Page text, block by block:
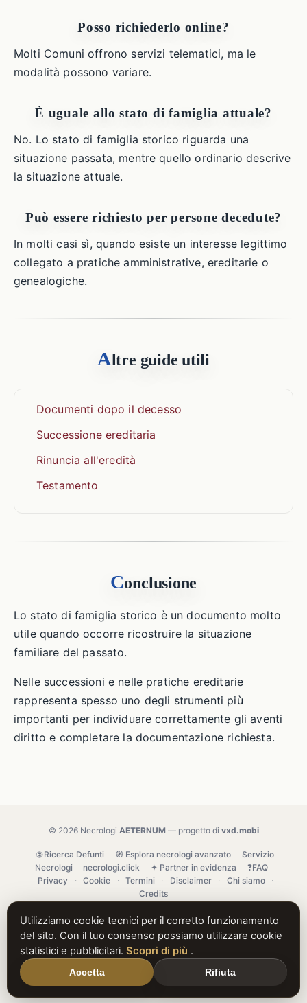
Posso richiederlo online?
Molti Comuni offrono servizi telematici, ma le
modalità possono variare.
È uguale allo stato di famiglia attuale?
No. Lo stato di famiglia storico riguarda una
situazione passata, mentre quello ordinario descrive
la situazione attuale.
Può essere richiesto per persone decedute?
In molti casi sì, quando esiste un interesse legittimo
collegato a pratiche amministrative, ereditarie o
genealogiche.
Altre guide utili
Documenti dopo il decesso
Successione ereditaria
Rinuncia all'eredità
Testamento
Conclusione
Lo stato di famiglia storico è un documento molto
utile quando occorre ricostruire la situazione
familiare del passato.
Nelle successioni e nelle pratiche ereditarie
rappresenta spesso uno degli strumenti più
importanti per individuare correttamente gli aventi
diritto e completare la documentazione richiesta.
© 2026 Necrologi AETERNUM— progetto di vxd.mobi
🌐 Ricerca Defunti 🧭 Esplora necrologi avanzato
Servizio
Necrologi
necrologi.click ✦ Partner in evidenza
❓FAQ
Privacy
· Cookie · Termini · Disclaimer · Chi siamo
·
Credits
Utilizziamo cookie tecnici per il corretto funzionamento
del sito. Con il tuo consenso possiamo utilizzare cookie
statistici e pubblicitari. Scopri di più .
Accetta Rifiuta